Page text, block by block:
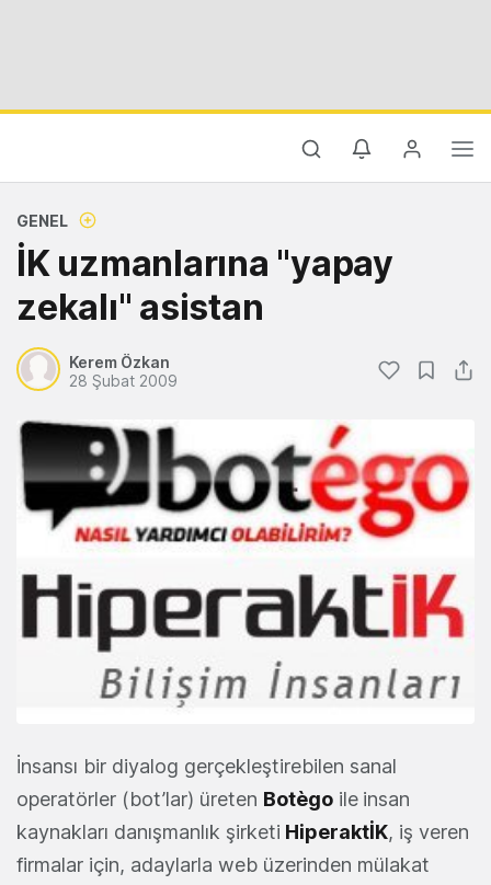
GENEL
İK uzmanlarına "yapay
zekalı" asistan
Kerem Özkan
28 Şubat 2009
İnsansı bir diyalog gerçekleştirebilen sanal
operatörler (bot’lar) üreten Botègo ile insan
kaynakları danışmanlık şirketi HiperaktİK, iş veren
firmalar için, adaylarla web üzerinden mülakat